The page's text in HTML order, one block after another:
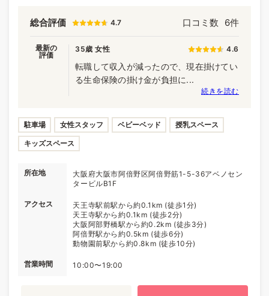
総合評価 4.7 口コミ数 6件
最新の
評価
35歳 女性 4.6
転職して収入が減ったので、現在掛けてい
る生命保険の掛け金が負担に...
続きを読む
駐車場 女性スタッフ ベビーベッド 授乳スペース
キッズスペース
所在地
大阪府大阪市阿倍野区阿倍野筋1-5-36アベノセン
タービルB1F
アクセス
天王寺駅前駅から約0.1km (徒歩1分)
天王寺駅から約0.1km (徒歩2分)
大阪阿部野橋駅から約0.2km (徒歩3分)
阿倍野駅から約0.5km (徒歩6分)
動物園前駅から約0.8km (徒歩10分)
営業時間 10:00〜19:00